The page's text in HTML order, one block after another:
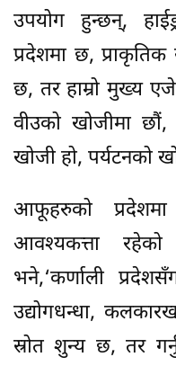
उपयोग हुन्छन्,
प्रदेशमा छ,
छ, तर हाम्रो मुख्य
वीउको खोजीमा छौं,
खोजी हो, पर्यटनको
आफूहरुको
आवश्यकत्ता
भने,‘कर्णाली
उद्योगधन्धा,
स्रोत शुन्य छ, तर